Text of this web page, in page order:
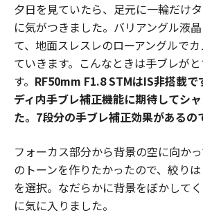
夕日を見ていたら、足元に一輪だけ
に気がつきました。バリアングル液
て、地面スレスレのローアングルで
ていきます。こんなときは手ブレが
す。 RF50mm F1.8 STMはIS非搭載で
ディ内手ブレ補正機能に期待してシ
た。7段分の手ブレ補正効果があるの
フォーカス部分から背景の空に向か
のトーンを作りたかったので、絞り
を選択。なだらかに背景をぼかして
に気に入りました。